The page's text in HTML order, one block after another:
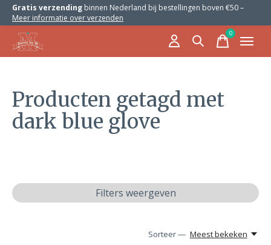
Gratis verzending binnen Nederland bij bestellingen boven €50 –
Meer informatie over verzenden
0items
Producten getagd met
dark blue glove
Filters weergeven
Sorteer — Meest bekeken